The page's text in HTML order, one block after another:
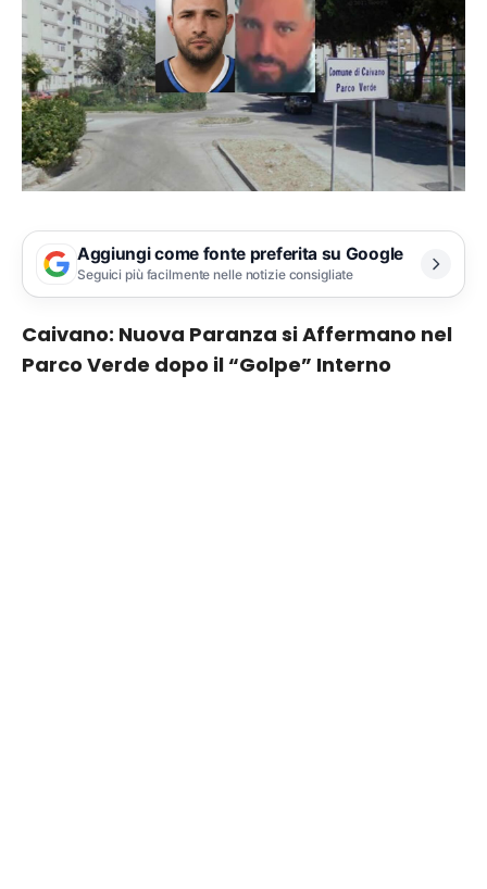
Aggiungi come fonte preferita su Google
Seguici più facilmente nelle notizie consigliate
Caivano: Nuova Paranza si Affermano nel
Parco Verde dopo il “Golpe” Interno